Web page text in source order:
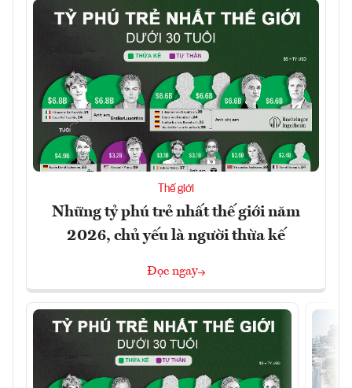
Thế giới
Những tỷ phú trẻ nhất thế giới năm
2026, chủ yếu là người thừa kế
Đọc ngay